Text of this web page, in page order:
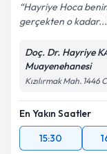
Hayriye Hoca
gerçekten o kadar...
Doç. Dr. Hayriye
Muayenehanesi
Kızılırmak Mah.
En Yakın Saatler
15:30